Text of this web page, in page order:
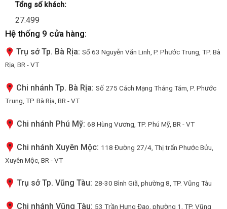
Tổng số khách:
27.499
Hệ thống 9 cửa hàng:
Trụ sở Tp. Bà Rịa: Số 63 Nguyễn Văn Linh, P. Phước Trung, TP. Bà
Rịa, BR - VT
Chi nhánh Tp. Bà Rịa: Số 275 Cách Mạng Tháng Tám, P. Phước
Trung, TP. Bà Rịa, BR - VT
Chi nhánh Phú Mỹ: 68 Hùng Vương, TP. Phú Mỹ, BR - VT
Chi nhánh Xuyên Mộc: 118 Đường 27/4, Thị trấn Phước Bửu,
Xuyên Mộc, BR - VT
Trụ sở Tp. Vũng Tàu: 28-30 Bình Giã, phường 8, TP. Vũng Tàu
Chi nhánh Vũng Tàu: 53 Trần Hưng Đạo, phường 1, TP. Vũng